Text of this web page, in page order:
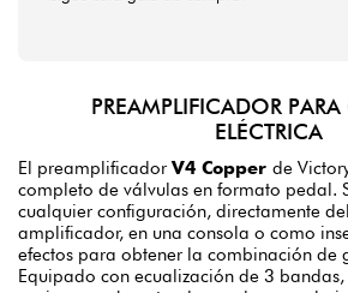
PREAMPLIFICADOR PARA
ELÉCTRICA
El preamplificadorV4 Copper de
completo de válvulas en formato pedal.
cualquier configuración, directamente
amplificador, en una consola o como
efectos para obtener la combinación de
Equipado con ecualización de 3